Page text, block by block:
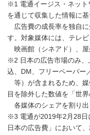
※1 電通イージス・ネット
を通じて収集した情報に
広告費の成長率を独自に
す。対象媒体には、テレビ
映画館（シネアド）、屋
※2 日本の広告市場のみ
込、DM、フリーペーパー
等）が含まれるため、媒
目を除外した数値を「世
各媒体のシェアを割り出
※3 電通が2019年2月28日
日本の広告費」において